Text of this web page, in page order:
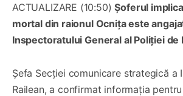
ACTUALIZARE (10:50)Șoferul
mortal din raionul Ocnița este
Inspectoratului General al Poliției de
Șefa Secţiei comunicare strategică a
Railean, a confirmat informația